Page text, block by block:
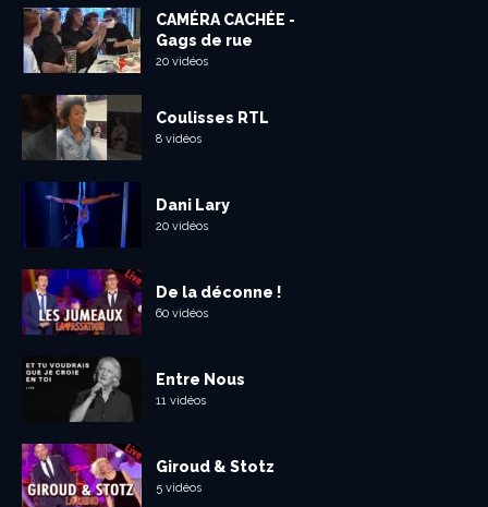
CAMÉRA CACHÉE -
Gags de rue
20 vidéos
Coulisses RTL
8 vidéos
Dani Lary
20 vidéos
De la déconne !
60 vidéos
Entre Nous
11 vidéos
Giroud & Stotz
5 vidéos